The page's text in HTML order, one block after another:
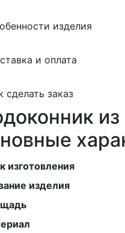
изделия
и оплата
сделать заказ
изготовления
изделия